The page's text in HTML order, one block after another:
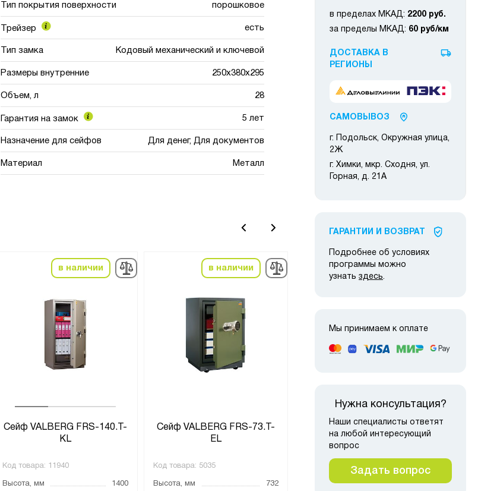
Тип покрытия поверхности порошковое
Трейзер есть
Тип замка Кодовый механический и ключевой
Размеры внутренние 250x380x295
Объем, л 28
Гарантия на замок 5 лет
Назначение для сейфов Для денег, Для документов
Материал Металл
в наличии
Сейф VALBERG FRS-140.T-
KL
Код товара: 11940
Высота, мм
1400
в наличии
Сейф VALBERG FRS-73.T-
EL
Код товара: 5035
Высота, мм
732
в наличии
Сейф VALBERG FRS-30 CL
Код товара: 5026
Высота, мм
300
в пределах МКАД: 2200 руб.
за пределы МКАД: 60 руб/км
ДОСТАВКА В
РЕГИОНЫ
САМОВЫВОЗ
г. Подольск, Окружная улица,
2Ж
г. Химки, мкр. Сходня, ул.
Горная, д. 21А
ГАРАНТИИ И ВОЗВРАТ
Подробнее об условиях
программы можно
узнать здесь.
Мы принимаем к оплате
Нужна консультация?
Наши специалисты ответят
на любой интересующий
вопрос
Задать вопрос